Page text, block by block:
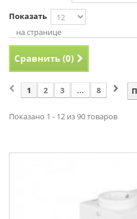
Показать
на странице
Сравнить (0)
1 2 3 ... 8
Показано 1 - 12 из 90 товаров